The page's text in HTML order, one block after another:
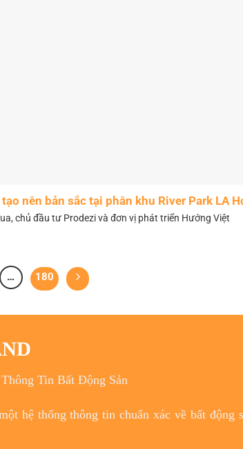
nên bản sắc tại phân khu River Park LA
chủ đầu tư Prodezi và đơn vị phát triển Hướng Việt
… 180
Tin Bất Động Sản
hệ thống thông tin chuẩn xác về bất động